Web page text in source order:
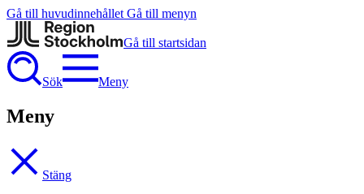
Gå till huvudinnehållet Gå till menyn
Gå till startsidan
Sök Meny
Meny
Stäng